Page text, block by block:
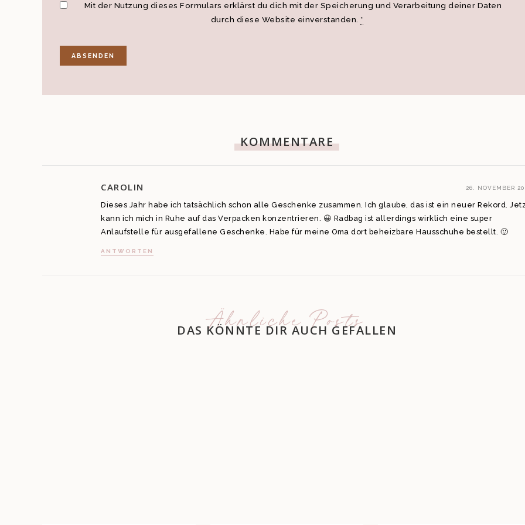
Mit der Nutzung dieses Formulars erklärst du dich mit der Speicherung und Verarbeitung deiner Daten
durch diese Website einverstanden. *
KOMMENTARE
CAROLIN 26. NOVEMBER
Dieses Jahr habe ich tatsächlich schon alle Geschenke zusammen. Ich glaube, das ist ein neuer Rekord.
kann ich mich in Ruhe auf das Verpacken konzentrieren. 😀 Radbag ist allerdings wirklich eine super
Anlaufstelle für ausgefallene Geschenke. Habe für meine Oma dort beheizbare Hausschuhe bestellt. 🙂
ANTWORTEN
Ähnliche Posts
DAS KÖNNTE DIR AUCH GEFALLEN